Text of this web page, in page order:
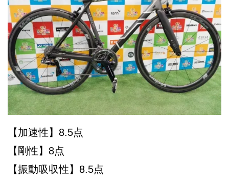
【加速性】8.5点
【剛性】8点
【振動吸収性】8.5点